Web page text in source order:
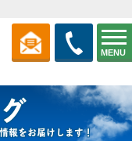
MENU
報をお届けします！